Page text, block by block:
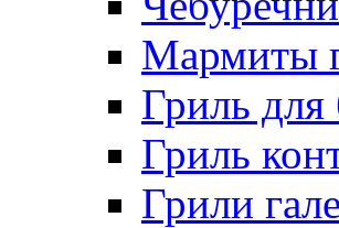
Мармиты
Гриль
Гриль
Грили